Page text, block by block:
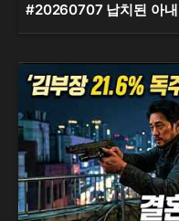
#20260707 납치된 아내